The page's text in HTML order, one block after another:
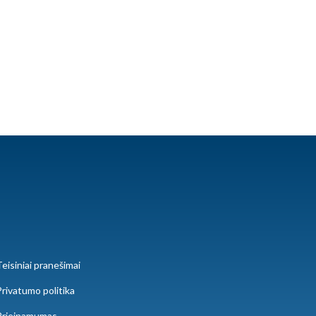
pranešimai
politika